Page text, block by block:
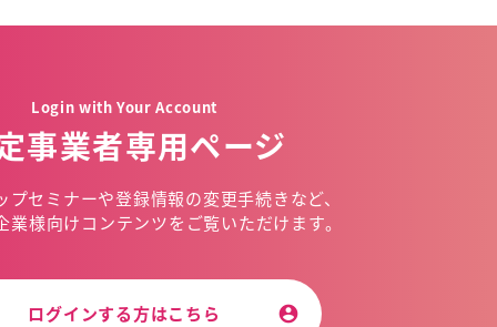
Login with Your Account
事業者専用ページ
プセミナーや登録情報の変更手続きなど、
業様向けコンテンツを ご覧いただけます。
ログインする方はこちら